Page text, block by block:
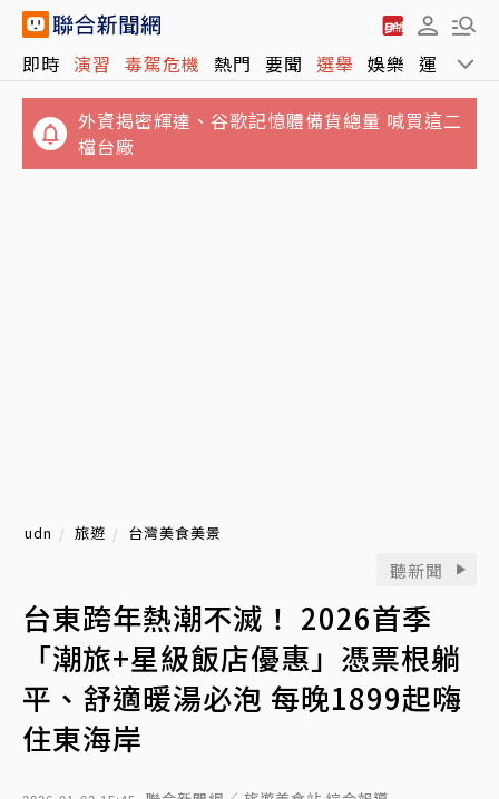
即時 演習 毒駕危機 熱門 要聞 選舉 娛樂 運動 全
外資揭密輝達、谷歌記憶體備貨總量 喊買這二
檔台廠
udn 旅遊 台灣美食美景
聽新聞
台東跨年熱潮不滅！ 2026首季
「潮旅+星級飯店優惠」憑票根躺
平、舒適暖湯必泡 每晚1899起嗨
住東海岸